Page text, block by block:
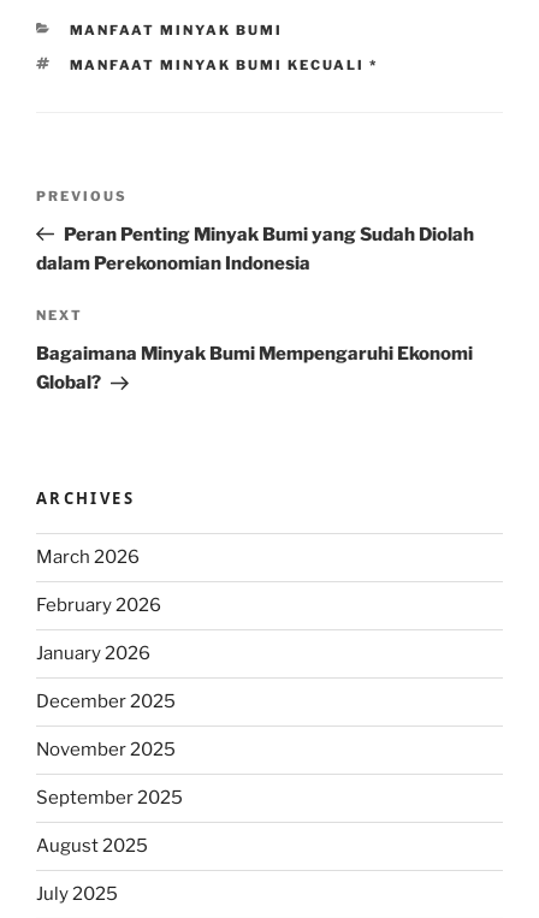
CATEGORIES
MANFAAT MINYAK BUMI
TAGS
MANFAAT MINYAK BUMI KECUALI *
Previous
Post
PREVIOUS
Peran Penting Minyak Bumi yang Sudah Diolah
dalam Perekonomian Indonesia
Next
Post
NEXT
Bagaimana Minyak Bumi Mempengaruhi Ekonomi
Global?
ARCHIVES
March 2026
February 2026
January 2026
December 2025
November 2025
September 2025
August 2025
July 2025